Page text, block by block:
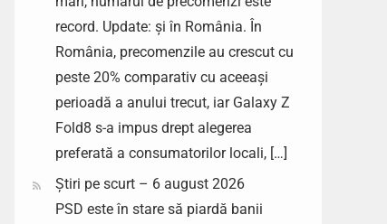
record. Update: și în România. În
România, precomenzile au crescut cu
peste 20% comparativ cu aceeași
perioadă a anului trecut, iar Galaxy Z
Fold8 s-a impus drept alegerea
preferată a consumatorilor locali, […]
Știri pe scurt – 6 august 2026
PSD este în stare să piardă banii